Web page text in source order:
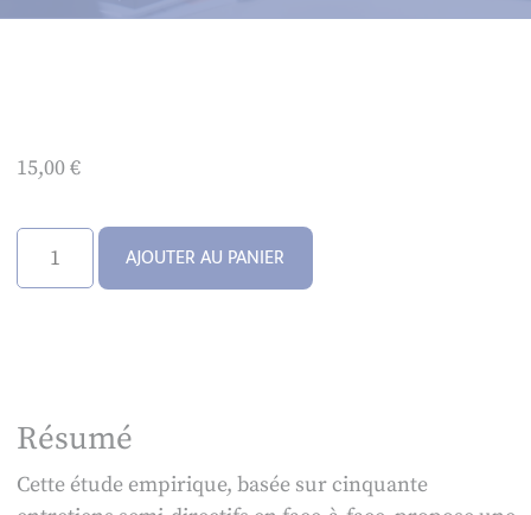
15,00€
la
culturelle
AJOUTER AU PANIER
Résumé
Cette étude empirique, basée sur cinquante